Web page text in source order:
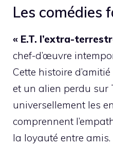
Les comédies
« E.T. l’extra-
chef-d’œuvre
Cette histoire
et un alien perdu sur
universellement les
comprennent
la loyauté entre